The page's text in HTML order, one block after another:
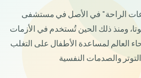
الراحة" في الأصل في مستشفى
ومنذ ذلك الحين تُستخدم في الأزمات
العالم لمساعدة الأطفال على التغلب